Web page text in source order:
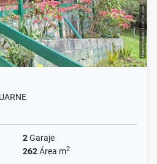
2Garaje
262Área m2